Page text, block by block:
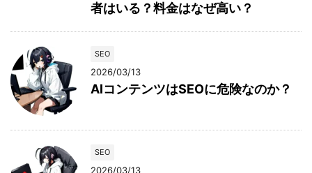
者はいる？料金はなぜ高い？
SEO
2026/03/13
AIコンテンツはSEOに危険なのか？
SEO
2026/03/13